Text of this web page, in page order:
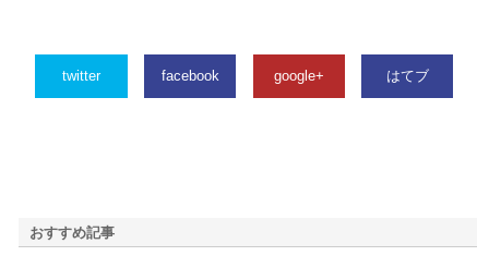
twitter facebook google+ はてブ
おすすめ記事